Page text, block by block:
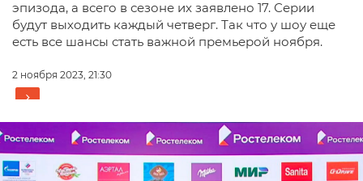
эпизода, а всего в сезоне их заявлено 17. Серии
будут выходить каждый четверг. Так что у шоу еще
есть все шансы стать важной премьерой ноября.
2 ноября 2023, 21:30